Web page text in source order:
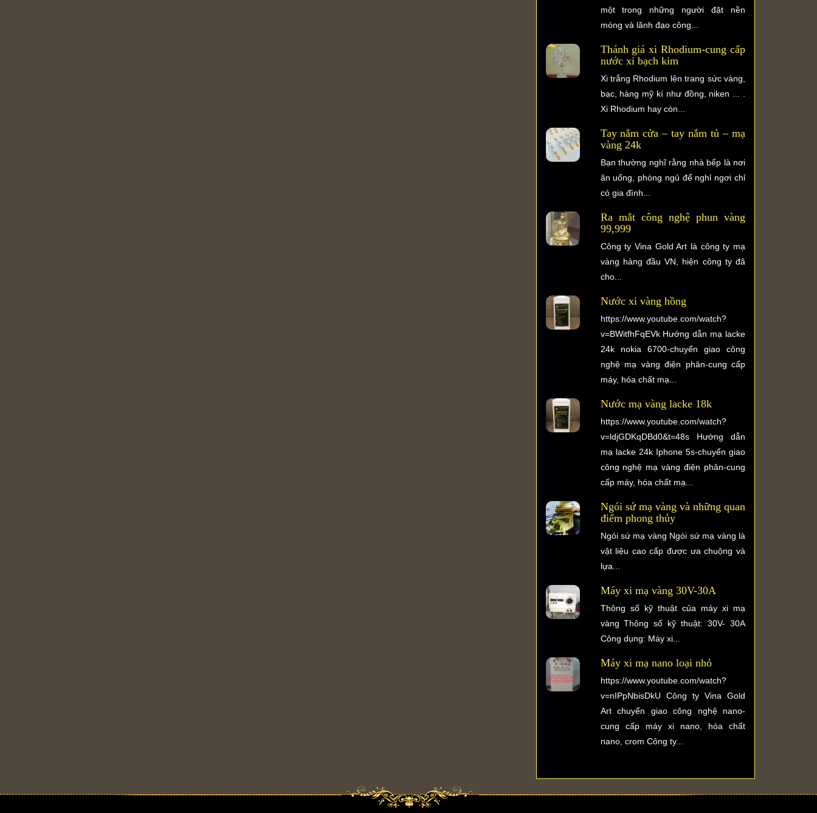
một trong những người đặt nền
móng và lãnh đạo công...
Thánh giá xi Rhodium-cung cấp
nước xi bạch kim
Xi trắng Rhodium lên trang sức vàng,
bạc, hàng mỹ kí như đồng, niken ... .
Xi Rhodium hay còn...
Tay nắm cửa – tay nắm tủ – mạ
vàng 24k
Bạn thường nghĩ rằng nhà bếp là nơi
ăn uống, phòng ngủ để nghỉ ngơi chỉ
có gia đình...
Ra mắt công nghệ phun vàng
99,999
Công ty Vina Gold Art là công ty mạ
vàng hàng đầu VN, hiện công ty đã
cho...
Nước xi vàng hồng
https://www.youtube.com/watch?
v=BWitfhFqEVk Hướng dẫn mạ lacke
24k nokia 6700-chuyển giao công
nghệ mạ vàng điện phân-cung cấp
máy, hóa chất mạ...
Nước mạ vàng lacke 18k
https://www.youtube.com/watch?
v=ldjGDKqDBd0&t=48s Hướng dẫn
mạ lacke 24k Iphone 5s-chuyển giao
công nghệ mạ vàng điện phân-cung
cấp máy, hóa chất mạ...
Ngói sứ mạ vàng và những quan
điểm phong thủy
Ngói sứ mạ vàng Ngói sứ mạ vàng là
vật liệu cao cấp được ưa chuộng và
lựa...
Máy xi mạ vàng 30V-30A
Thông số kỹ thuật của máy xi mạ
vàng Thông số kỹ thuật: 30V- 30A
Công dụng: Máy xi...
Máy xi mạ nano loại nhỏ
https://www.youtube.com/watch?
v=nIPpNbisDkU Công ty Vina Gold
Art chuyển giao công nghệ nano-
cung cấp máy xi nano, hóa chất
nano, crom Công ty...